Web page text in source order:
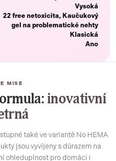
Vysoká
22 free netoxicita, Kaučukový
gel na problematické nehty
Klasická
Ano
MISE
inovativní
také ve variantě No HEMA
jsou vyvíjeny s důrazem na
ohleduplnost pro domácí i